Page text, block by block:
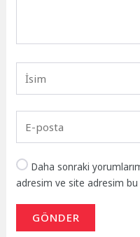
Daha sonraki
adresim ve site adresim bu
GÖNDER